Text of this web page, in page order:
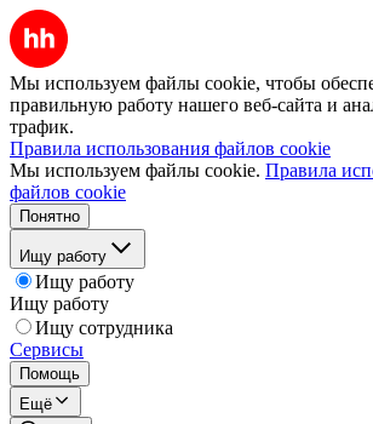
Мы используем файлы cookie, чтобы
правильную работу нашего веб-сайта и
трафик.
Правила использования файлов cookie
Мы используем файлы cookie. Правила
файлов cookie
Понятно
Ищу работу
Ищу работу
Ищу работу
Ищу сотрудника
Сервисы
Помощь
Ещё